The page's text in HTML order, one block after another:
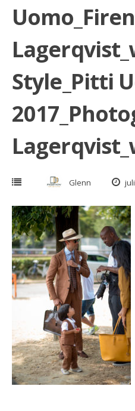
Style_Pitti
Glenn